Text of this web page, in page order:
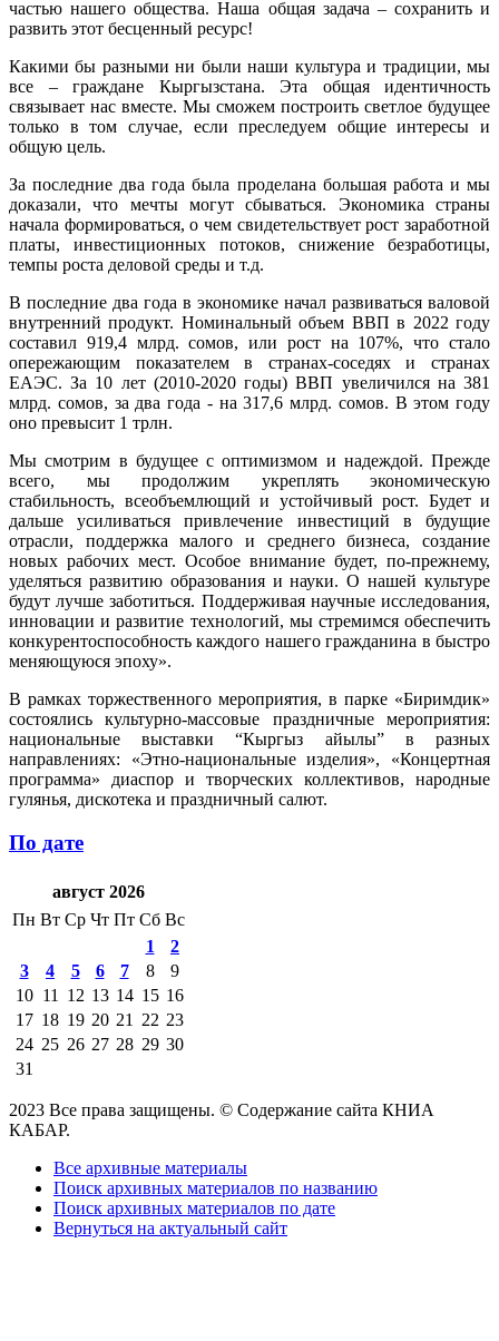
частью нашего общества. Наша общая задача – сохранить и
развить этот бесценный ресурс!
Какими бы разными ни были наши культура и традиции, мы
все – граждане Кыргызстана. Эта общая идентичность
связывает нас вместе. Мы сможем построить светлое будущее
только в том случае, если преследуем общие интересы и
общую цель.
За последние два года была проделана большая работа и мы
доказали, что мечты могут сбываться. Экономика страны
начала формироваться, о чем свидетельствует рост заработной
платы, инвестиционных потоков, снижение безработицы,
темпы роста деловой среды и т.д.
В последние два года в экономике начал развиваться валовой
внутренний продукт. Номинальный объем ВВП в 2022 году
составил 919,4 млрд. сомов, или рост на 107%, что стало
опережающим показателем в странах-соседях и странах
ЕАЭС. За 10 лет (2010-2020 годы) ВВП увеличился на 381
млрд. сомов, за два года - на 317,6 млрд. сомов. В этом году
оно превысит 1 трлн.
Мы смотрим в будущее с оптимизмом и надеждой. Прежде
всего, мы продолжим укреплять экономическую
стабильность, всеобъемлющий и устойчивый рост. Будет и
дальше усиливаться привлечение инвестиций в будущие
отрасли, поддержка малого и среднего бизнеса, создание
новых рабочих мест. Особое внимание будет, по-прежнему,
уделяться развитию образования и науки. О нашей культуре
будут лучше заботиться. Поддерживая научные исследования,
инновации и развитие технологий, мы стремимся обеспечить
конкурентоспособность каждого нашего гражданина в быстро
меняющуюся эпоху».
В рамках торжественного мероприятия, в парке «Биримдик»
состоялись культурно-массовые праздничные мероприятия:
национальные выставки “Кыргыз айылы” в разных
направлениях: «Этно-национальные изделия», «Концертная
программа» диаспор и творческих коллективов, народные
гулянья, дискотека и праздничный салют.
По дате
август 2026
Пн Вт Ср Чт Пт Сб Вс
1
2
3
4 5 6 7 8
9
10 11 12 13 14 15 16
17 18 19 20 21 22 23
24 25 26 27 28 29 30
31
2023 Все права защищены. © Содержание сайта КНИА
КАБАР.
Все архивные материалы
Поиск архивных материалов по названию
Поиск архивных материалов по дате
Вернуться на актуальный сайт